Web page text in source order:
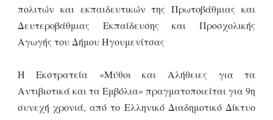
πολιτών και εκπαιδευτικών της Πρωτοβάθμιας και
Δευτεροβάθμιας Εκπαίδευσης και Προσχολικής
Αγωγής του Δήμου Ηγουμενίτσας
Η Εκστρατεία «Μύθοι και Αλήθειες για τα
Αντιβιοτικά και τα Εμβόλια» πραγματοποιείται για 9η
συνεχή χρονιά, από το Ελληνικό Διαδημοτικό Δίκτυο